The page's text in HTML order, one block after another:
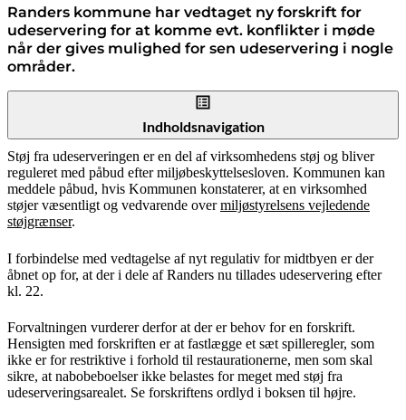
Randers kommune har vedtaget ny forskrift for
udeservering for at komme evt. konflikter i møde
når der gives mulighed for sen udeservering i nogle
områder.
Indholdsnavigation
Støj fra udeserveringen er en del af virksomhedens støj og bliver
reguleret med påbud efter miljøbeskyttelsesloven. Kommunen kan
meddele påbud, hvis Kommunen konstaterer, at en virksomhed
støjer væsentligt og vedvarende overmiljøstyrelsens vejledende
støjgrænser.
I forbindelse med vedtagelse af nyt regulativ for midtbyen er der
åbnet op for, at der i dele af Randers nu tillades udeservering efter
kl. 22.
Forvaltningen vurderer derfor at der er behov for en forskrift.
Hensigten med forskriften er at fastlægge et sæt spilleregler, som
ikke er for restriktive i forhold til restaurationerne, men som skal
sikre, at nabobeboelser ikke belastes for meget med støj fra
udeserveringsarealet. Se forskriftens ordlyd i boksen til højre.